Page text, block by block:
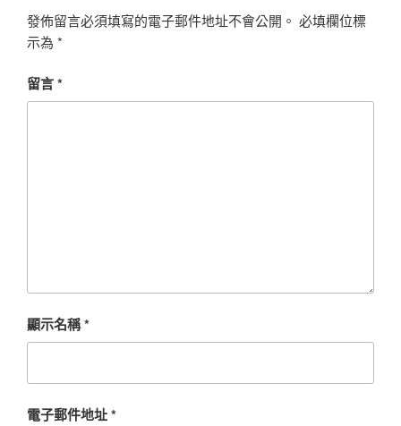
發佈留言必須填寫的電子郵件地址不會公開。 必填欄位標
示為 *
留言*
顯示名稱*
電子郵件地址*